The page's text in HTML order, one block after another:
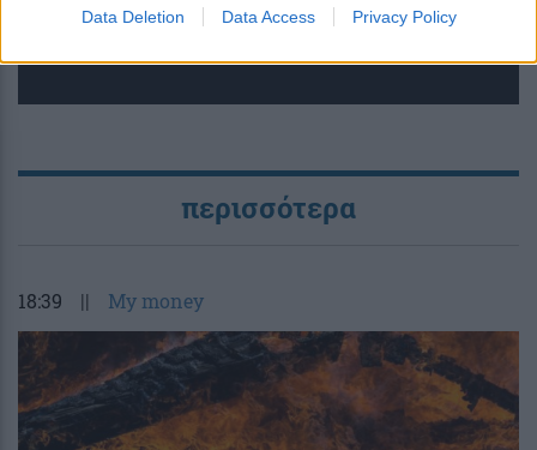
Data Deletion Data Access Privacy Policy
περισσότερα
18:39 || My money